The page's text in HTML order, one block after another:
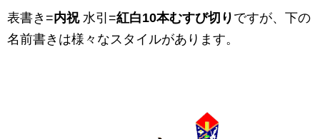
表書き=内祝水引=紅白10本むすび切り ですが、下の
名前書きは様々なスタイルがあります。